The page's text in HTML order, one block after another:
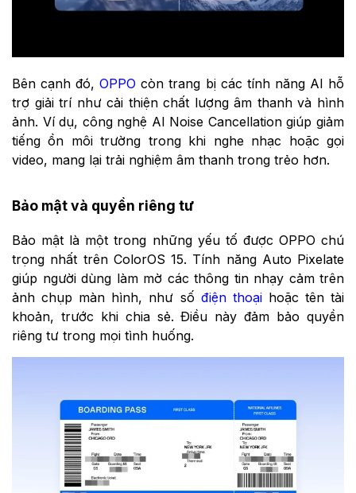
Bên cạnh đó,OPPO còn trang bị các tính năng AI hỗ
trợ giải trí như cải thiện chất lượng âm thanh và hình
ảnh. Ví dụ, công nghệ AI Noise Cancellation giúp giảm
tiếng ồn môi trường trong khi nghe nhạc hoặc gọi
video, mang lại trải nghiệm âm thanh trong trẻo hơn.
Bảo mật và quyền riêng tư
Bảo mật là một trong những yếu tố được OPPO chú
trọng nhất trên ColorOS 15. Tính năng Auto Pixelate
giúp người dùng làm mờ các thông tin nhạy cảm trên
ảnh chụp màn hình, như số điện thoạihoặc tên tài
khoản, trước khi chia sẻ. Điều này đảm bảo quyền
riêng tư trong mọi tình huống.